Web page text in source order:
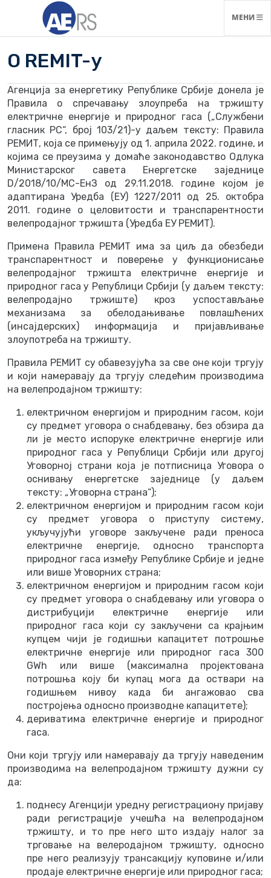
МЕНИ
O REMIT-у
Агенција за енергетику Републике Србије донела је
Правила о спречавању злоупреба на тржишту
електричне енергије и природног гаса („Службени
гласник РС“, број 103/21)-у даљем тексту: Правила
РЕМИТ, која се примењују од 1. априла 2022. године, и
којима се преузима у домаће законодавство Одлука
Министарског савета Енергетске заједнице
D/2018/10/МС-ЕнЗ од 29.11.2018. године којом је
адаптирана Уредба (ЕУ) 1227/2011 од 25. октобра
2011. године о целовитости и транспарентности
велепродајног тржишта (Уредба ЕУ РЕМИТ).
Примена Правила РЕМИТ има за циљ да обезбеди
транспарентност и поверење у функционисање
велепродајног тржишта електричне енергије и
природног гаса у Републици Србији (у даљем тексту:
велепродајно тржиште) кроз успостављање
механизама за обелодањивање повлашћених
(инсајдерских) информација и пријављивање
злоупотреба на тржишту.
Правила РЕМИТ су обавезујућа за све оне који тргују
и који намеравају да тргују следећим производима
на велепродајном тржишту:
електричном енергијом и природним гасом, који
су предмет уговора о снабдевању, без обзира да
ли је место испоруке електричне енергије или
природног гаса у Републици Србији или другој
Уговорној страни која је потписница Уговора о
оснивању енергетске заједнице (у даљем
тексту: „Уговорна страна“);
електричном енергијом и природним гасом који
су предмет уговора о приступу систему,
укључујући уговоре закључене ради преноса
електричне енергије, односно транспорта
природног гаса између Републике Србије и једне
или више Уговорних страна;
електричном енергијом и природним гасом који
су предмет уговора о снабдевању или уговора о
дистрибуцији електричне енергије или
природног гаса који су закључени са крајњим
купцем чији је годишњи капацитет потрошње
електричне енергије или природног гаса 300
GWh или више (максимална пројектована
потрошња коју би купац мога да оствари на
годишњем нивоу када би ангажовао сва
постројења односно производне капацитете);
дериватима електричне енергије и природног
гаса.
Они који тргују или намеравају да тргују наведеним
производима на велепродајном тржишту дужни су
да:
поднесу Агенцији уредну регистрациону пријаву
ради регистрације учешћа на велепродајном
тржишту, и то пре него што издају налог за
трговање на велеродајном тржишту, односно
пре него реализују трансакцију куповине и/или
продаје електричне енергије или природног гаса;